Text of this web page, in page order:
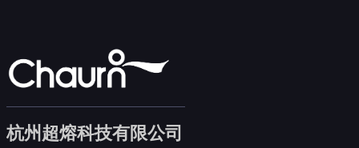
杭州超熔科技有限公司